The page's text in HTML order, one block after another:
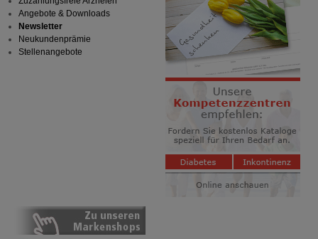
Angebote & Downloads
Newsletter
Neukundenprämie
Stellenangebote